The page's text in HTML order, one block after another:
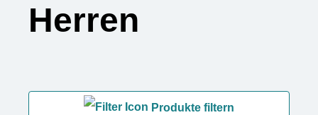
Herren
Produkte filtern